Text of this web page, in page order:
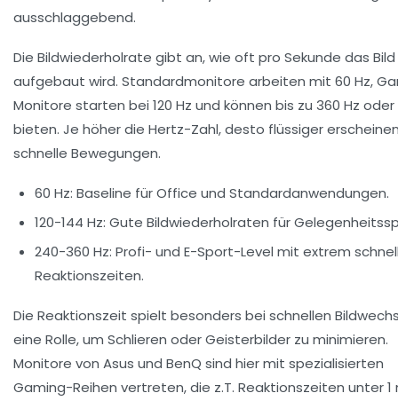
ausschlaggebend.
Die Bildwiederholrate gibt an, wie oft pro Sekunde das
aufgebaut wird. Standardmonitore arbeiten mit 60 Hz,
Monitore starten bei 120 Hz und können bis zu 360 Hz
bieten. Je höher die Hertz-Zahl, desto flüssiger
schnelle Bewegungen.
60 Hz: Baseline für Office und Standardanwendungen.
120-144 Hz: Gute Bildwiederholraten für
240-360 Hz: Profi- und E-Sport-Level mit extrem
Reaktionszeiten.
Die Reaktionszeit spielt besonders bei schnellen
eine Rolle, um Schlieren oder Geisterbilder zu minimieren.
Monitore von Asus und BenQ sind hier mit spezialisierten
Gaming-Reihen vertreten, die z.T. Reaktionszeiten unter 1